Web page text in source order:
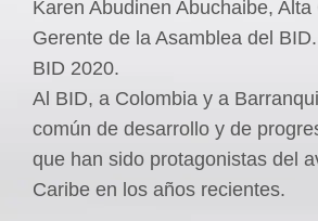
Karen Abudinen Abuchaibe,
Gerente de la Asamblea del
BID 2020.
Al BID, a Colombia y a
común de desarrollo y de
que han sido protagonistas del
Caribe en los años recientes.